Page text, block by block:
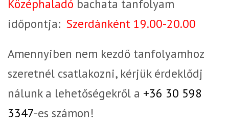
Középhaladó bachata tanfolyam
időpontja: Szerdánként 19.00-20.00
Amennyiben nem kezdő tanfolyamhoz
szeretnél csatlakozni, kérjük érdeklődj
nálunk a lehetőségekről a +36 30 598
3347-es számon!